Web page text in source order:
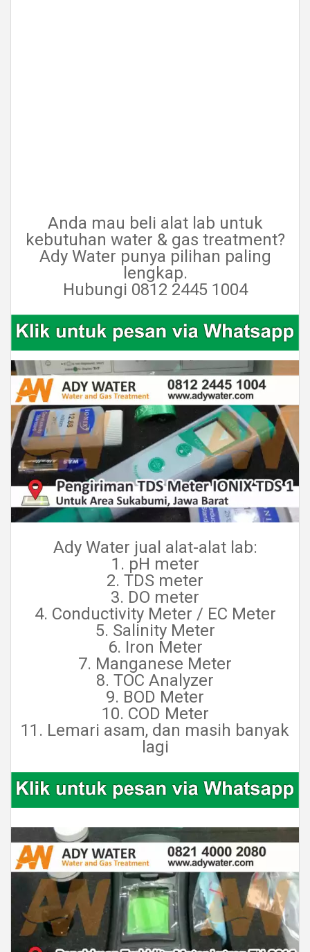
Anda mau beli alat lab untuk
kebutuhan water & gas treatment?
Ady Water punya pilihan paling
lengkap.
Hubungi 0812 2445 1004
Ady Water jual alat-alat lab:
1. pH meter
2. TDS meter
3. DO meter
4. Conductivity Meter / EC Meter
5. Salinity Meter
6. Iron Meter
7. Manganese Meter
8. TOC Analyzer
9. BOD Meter
10. COD Meter
11. Lemari asam, dan masih banyak
lagi